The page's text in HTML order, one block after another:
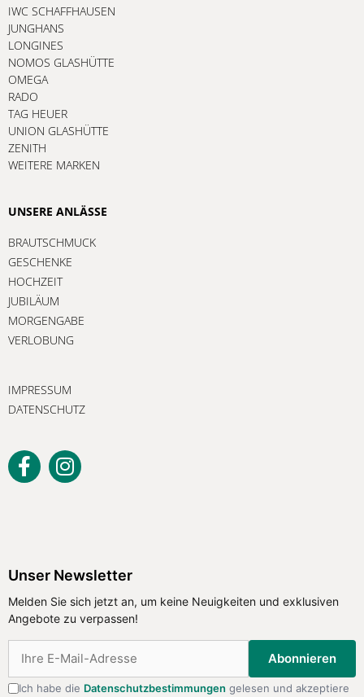
IWC SCHAFFHAUSEN
JUNGHANS
LONGINES
NOMOS GLASHÜTTE
OMEGA
RADO
TAG HEUER
UNION GLASHÜTTE
ZENITH
WEITERE MARKEN
UNSERE ANLÄSSE
BRAUTSCHMUCK
GESCHENKE
HOCHZEIT
JUBILÄUM
MORGENGABE
VERLOBUNG
IMPRESSUM
DATENSCHUTZ
Unser Newsletter
Melden Sie sich jetzt an, um keine Neuigkeiten und exklusiven
Angebote zu verpassen!
Abonnieren
Ich habe die Datenschutzbestimmungen gelesen und akzeptiere